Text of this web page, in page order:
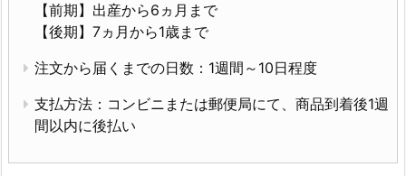
【前期】出産から6ヵ月まで
【後期】7ヵ月から1歳まで
注文から届くまでの日数：1週間～10日程度
支払方法：コンビニまたは郵便局にて、商品到着後1週
間以内に後払い